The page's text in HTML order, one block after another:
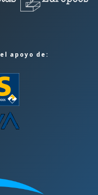
apoyo de: